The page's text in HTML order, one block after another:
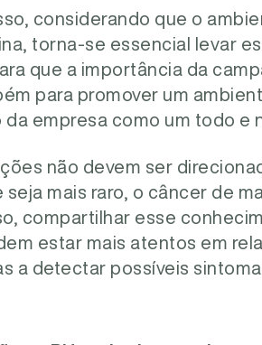
considerando que o
torna-se essencial levar
que a importância da
para promover um
da empresa como um todo e
não devem ser
seja mais raro, o câncer de
compartilhar esse
estar mais atentos em
a detectar possíveis